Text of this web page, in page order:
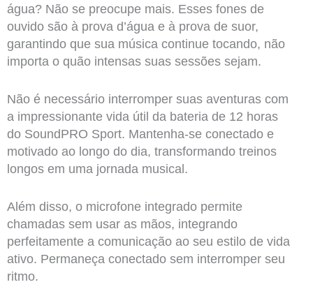
água? Não se preocupe mais. Esses fones de
ouvido são à prova d’água e à prova de suor,
garantindo que sua música continue tocando, não
importa o quão intensas suas sessões sejam.
Não é necessário interromper suas aventuras com
a impressionante vida útil da bateria de 12 horas
do SoundPRO Sport. Mantenha-se conectado e
motivado ao longo do dia, transformando treinos
longos em uma jornada musical.
Além disso, o microfone integrado permite
chamadas sem usar as mãos, integrando
perfeitamente a comunicação ao seu estilo de vida
ativo. Permaneça conectado sem interromper seu
ritmo.